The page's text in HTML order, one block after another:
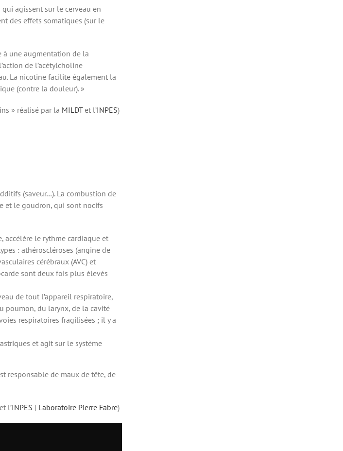
qui agissent sur le cerveau en
des effets somatiques (sur le
à une augmentation de la
de l’acétylcholine
La nicotine facilite également la
(contre la douleur). »
» réalisé par la MILDTet l’INPES)
(saveur…). La combustion de
et le goudron, qui sont nocifs
accélère le rythme cardiaque et
: athéroscléroses (angine de
cérébraux (AVC) et
sont deux fois plus élevés
de tout l’appareil respiratoire,
poumon, du larynx, de la cavité
respiratoires fragilisées ; il y a
et agit sur le système
responsable de maux de tête, de
l’INPES | Laboratoire Pierre Fabre)